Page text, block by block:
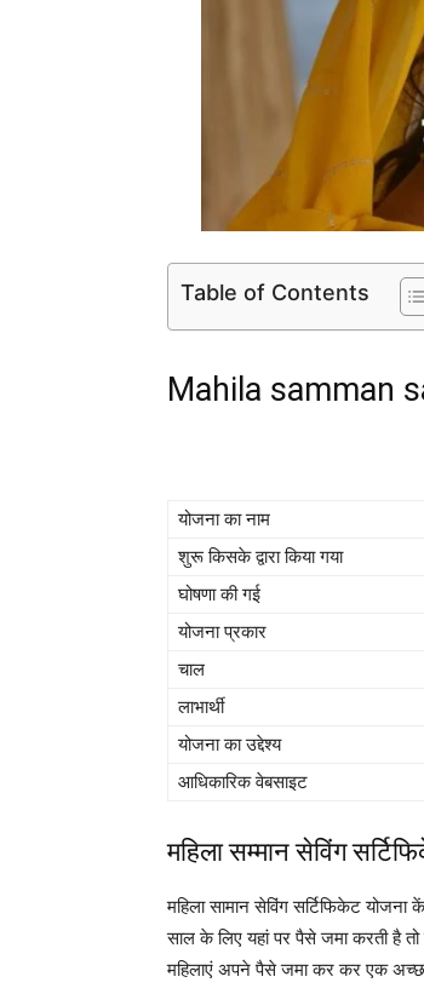
Table of Contents
Mahila samman
योजना का नाम
शुरू किसके द्वारा किया गया
घोषणा की गई
योजना प्रकार
चाल
लाभार्थी
योजना का उद्देश्य
आधिकारिक वेबसाइट
महिला सम्मान सेविंग
महिला सामान सेविंग सर्टिफिकेट
साल के लिए यहां पर पैसे जमा करती है
महिलाएं अपने पैसे जमा कर कर एक